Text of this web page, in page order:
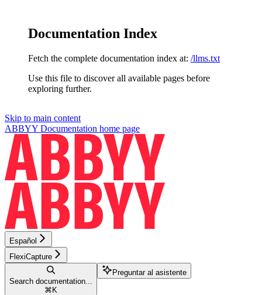
Documentation Index
Fetch the complete documentation index at: /llms.txt
Use this file to discover all available pages before
exploring further.
Skip to main content
ABBYY Documentation home page
Español
FlexiCapture
Search documentation...
⌘ K
Preguntar al asistente